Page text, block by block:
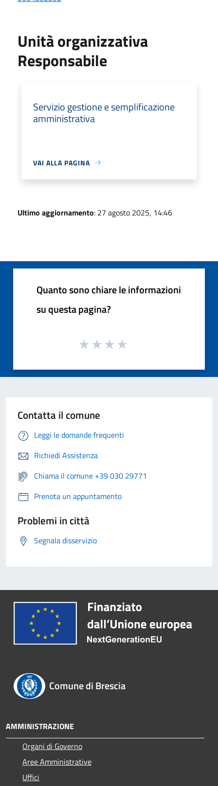
Unità organizzativa
Responsabile
Servizio gestione e semplificazione
amministrativa
VAI ALLA PAGINA
Ultimo aggiornamento: 27 agosto 2025, 14:46
Quanto sono chiare le informazioni
su questa pagina?
Contatta il comune
Leggi le domande frequenti
Richiedi Assistenza
Chiama il comune +39 030 29771
Prenota un appuntamento
Problemi in città
Segnala disservizio
Comune di Brescia
AMMINISTRAZIONE
Organi di Governo
Aree Amministrative
Uffici